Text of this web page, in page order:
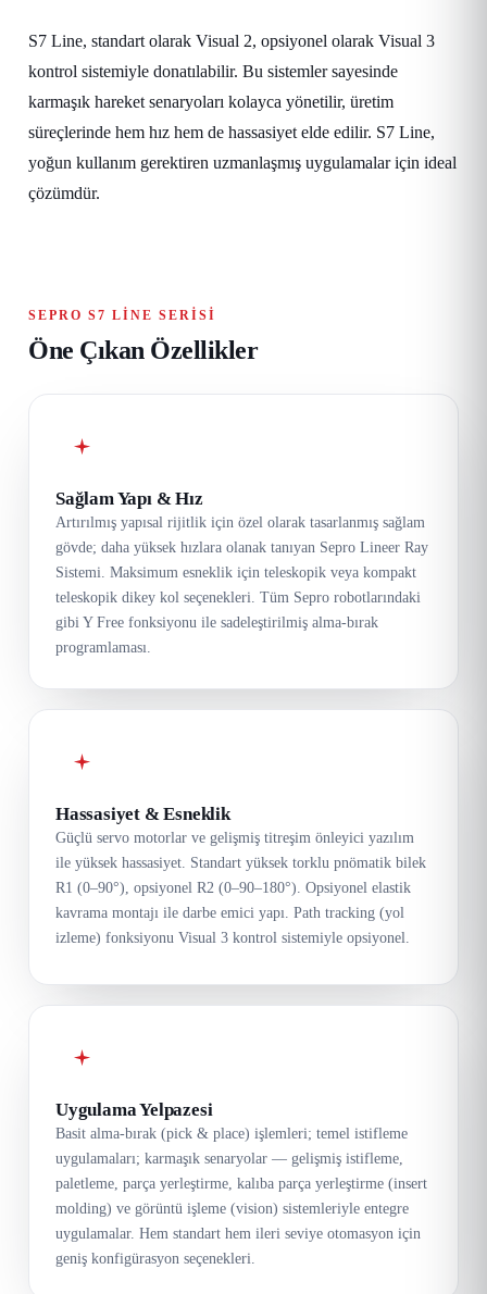
S7 Line, standart olarak Visual 2, opsiyonel olarak Visual 3
kontrol sistemiyle donatılabilir. Bu sistemler sayesinde
karmaşık hareket senaryoları kolayca yönetilir, üretim
süreçlerinde hem hız hem de hassasiyet elde edilir. S7 Line,
yoğun kullanım gerektiren uzmanlaşmış uygulamalar için ideal
çözümdür.
SEPRO S7 LINE SERISI
Öne Çıkan Özellikler
Sağlam Yapı & Hız
Artırılmış yapısal rijitlik için özel olarak tasarlanmış sağlam
gövde; daha yüksek hızlara olanak tanıyan Sepro Lineer Ray
Sistemi. Maksimum esneklik için teleskopik veya kompakt
teleskopik dikey kol seçenekleri. Tüm Sepro robotlarındaki
gibi Y Free fonksiyonu ile sadeleştirilmiş alma-bırak
programlaması.
Hassasiyet & Esneklik
Güçlü servo motorlar ve gelişmiş titreşim önleyici yazılım
ile yüksek hassasiyet. Standart yüksek torklu pnömatik bilek
R1 (0–90°), opsiyonel R2 (0–90–180°). Opsiyonel elastik
kavrama montajı ile darbe emici yapı. Path tracking (yol
izleme) fonksiyonu Visual 3 kontrol sistemiyle opsiyonel.
Uygulama Yelpazesi
Basit alma-bırak (pick & place) işlemleri; temel istifleme
uygulamaları; karmaşık senaryolar — gelişmiş istifleme,
paletleme, parça yerleştirme, kalıba parça yerleştirme (insert
molding) ve görüntü işleme (vision) sistemleriyle entegre
uygulamalar. Hem standart hem ileri seviye otomasyon için
geniş konfigürasyon seçenekleri.